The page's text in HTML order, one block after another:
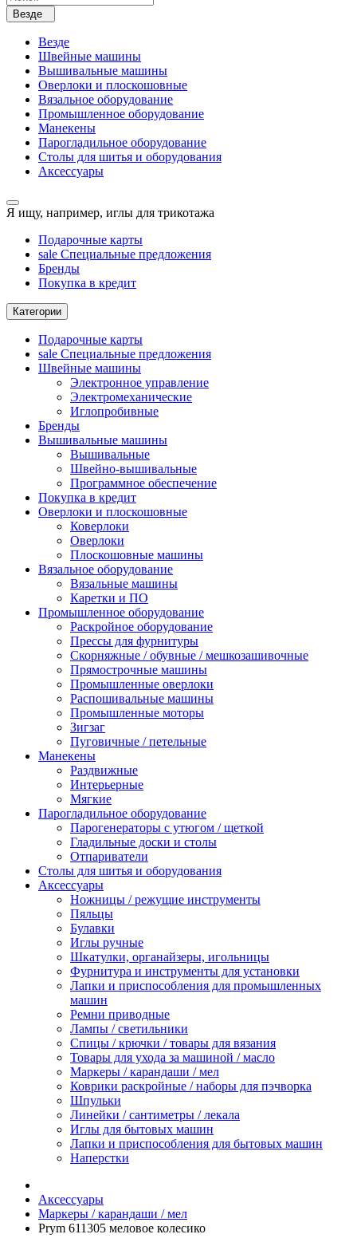
Везде
Везде
Швейные машины
Вышивальные машины
Оверлоки и плоскошовные
Вязальное оборудование
Промышленное оборудование
Манекены
Парогладильное оборудование
Столы для шитья и оборудования
Аксессуары
Я ищу, например, иглы для трикотажа
Подарочные карты
sale Специальные предложения
Бренды
Покупка в кредит
Категории
Подарочные карты
sale Специальные предложения
Швейные машины
Электронное управление
Электромеханические
Иглопробивные
Бренды
Вышивальные машины
Вышивальные
Швейно-вышивальные
Программное обеспечение
Покупка в кредит
Оверлоки и плоскошовные
Коверлоки
Оверлоки
Плоскошовные машины
Вязальное оборудование
Вязальные машины
Каретки и ПО
Промышленное оборудование
Раскройное оборудование
Прессы для фурнитуры
Скорняжные / обувные / мешкозашивочные
Прямострочные машины
Промышленные оверлоки
Распошивальные машины
Промышленные моторы
Зигзаг
Пуговичные / петельные
Манекены
Раздвижные
Интерьерные
Мягкие
Парогладильное оборудование
Парогенераторы с утюгом / щеткой
Гладильные доски и столы
Отпариватели
Столы для шитья и оборудования
Аксессуары
Ножницы / режущие инструменты
Пяльцы
Булавки
Иглы ручные
Шкатулки, органайзеры, игольницы
Фурнитура и инструменты для установки
Лапки и приспособления для промышленных
машин
Ремни приводные
Лампы / светильники
Спицы / крючки / товары для вязания
Товары для ухода за машиной / масло
Маркеры / карандаши / мел
Коврики раскройные / наборы для пэчворка
Шпульки
Линейки / сантиметры / лекала
Иглы для бытовых машин
Лапки и приспособления для бытовых машин
Наперстки
Аксессуары
Маркеры / карандаши / мел
Prym 611305 меловое колесико